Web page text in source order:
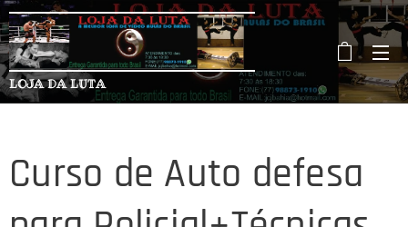
LOJA DA LUTA
Curso de Auto defesa